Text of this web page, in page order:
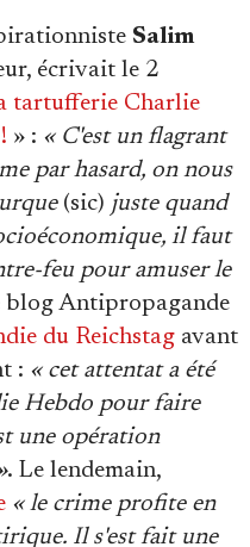
Salim
écrivait le 2
tartufferie Charlie
» : « C'est un flagrant
par hasard, on nous
(sic) juste quand
il faut
feu pour amuser le
blog Antipropagande
du Reichstag avant
: « cet attentat a été
Hebdo pour faire
une opération
. Le lendemain,
« le crime profite en
Il s'est fait une